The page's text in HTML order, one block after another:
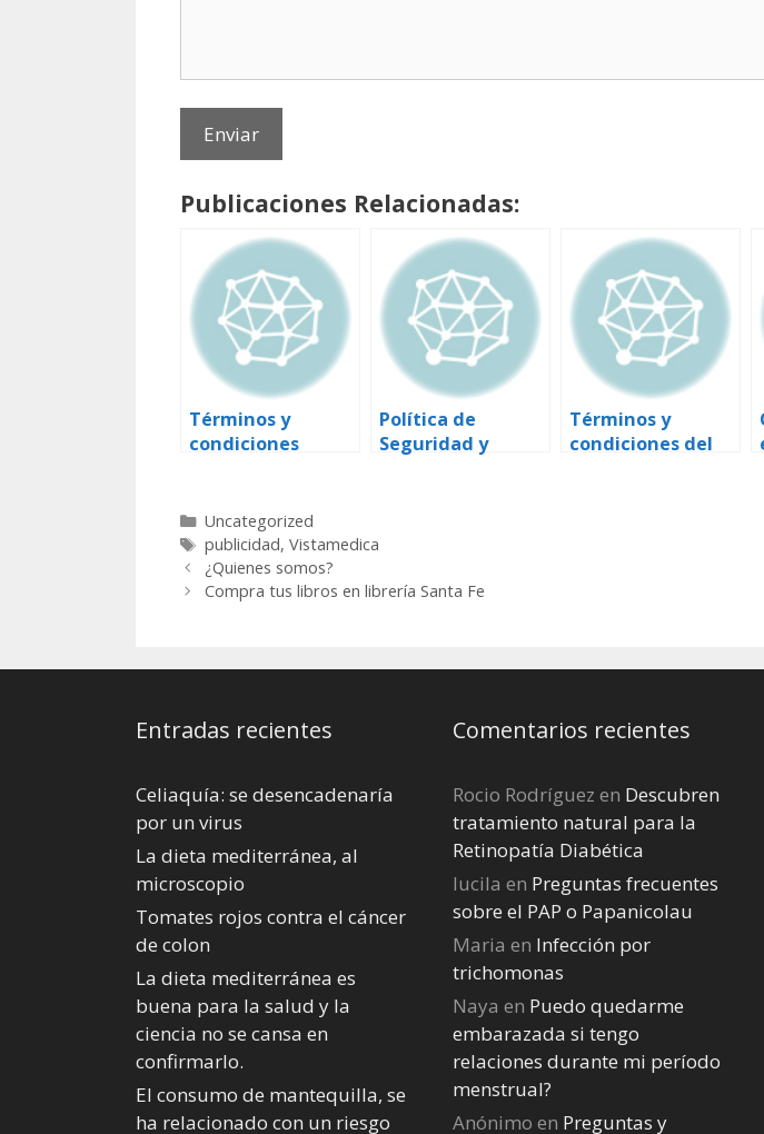
Publicaciones Relacionadas:
Términos y
condiciones
Política de
Seguridad y
Términos y
condiciones del
Categorías
Uncategorized
Etiquetas
publicidad, Vistamedica
¿Quienes somos?
Compra tus libros en librería Santa Fe
Entradas recientes
Celiaquía: se desencadenaría
por un virus
La dieta mediterránea, al
microscopio
Tomates rojos contra el cáncer
de colon
La dieta mediterránea es
buena para la salud y la
ciencia no se cansa en
confirmarlo.
El consumo de mantequilla, se
ha relacionado con un riesgo
Comentarios recientes
Rocio Rodríguez en Descubren
tratamiento natural para la
Retinopatía Diabética
lucila en Preguntas frecuentes
sobre el PAP o Papanicolau
Maria en Infección por
trichomonas
Naya en Puedo quedarme
embarazada si tengo
relaciones durante mi perí­odo
menstrual?
Anónimo en Preguntas y